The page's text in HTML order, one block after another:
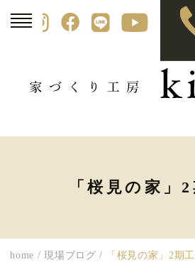
「桜見の家」
home /現場ブログ / 「桜見の家」2期